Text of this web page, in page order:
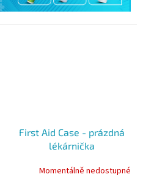
First Aid Case - prázdná
lékárnička
Momentálně nedostupné